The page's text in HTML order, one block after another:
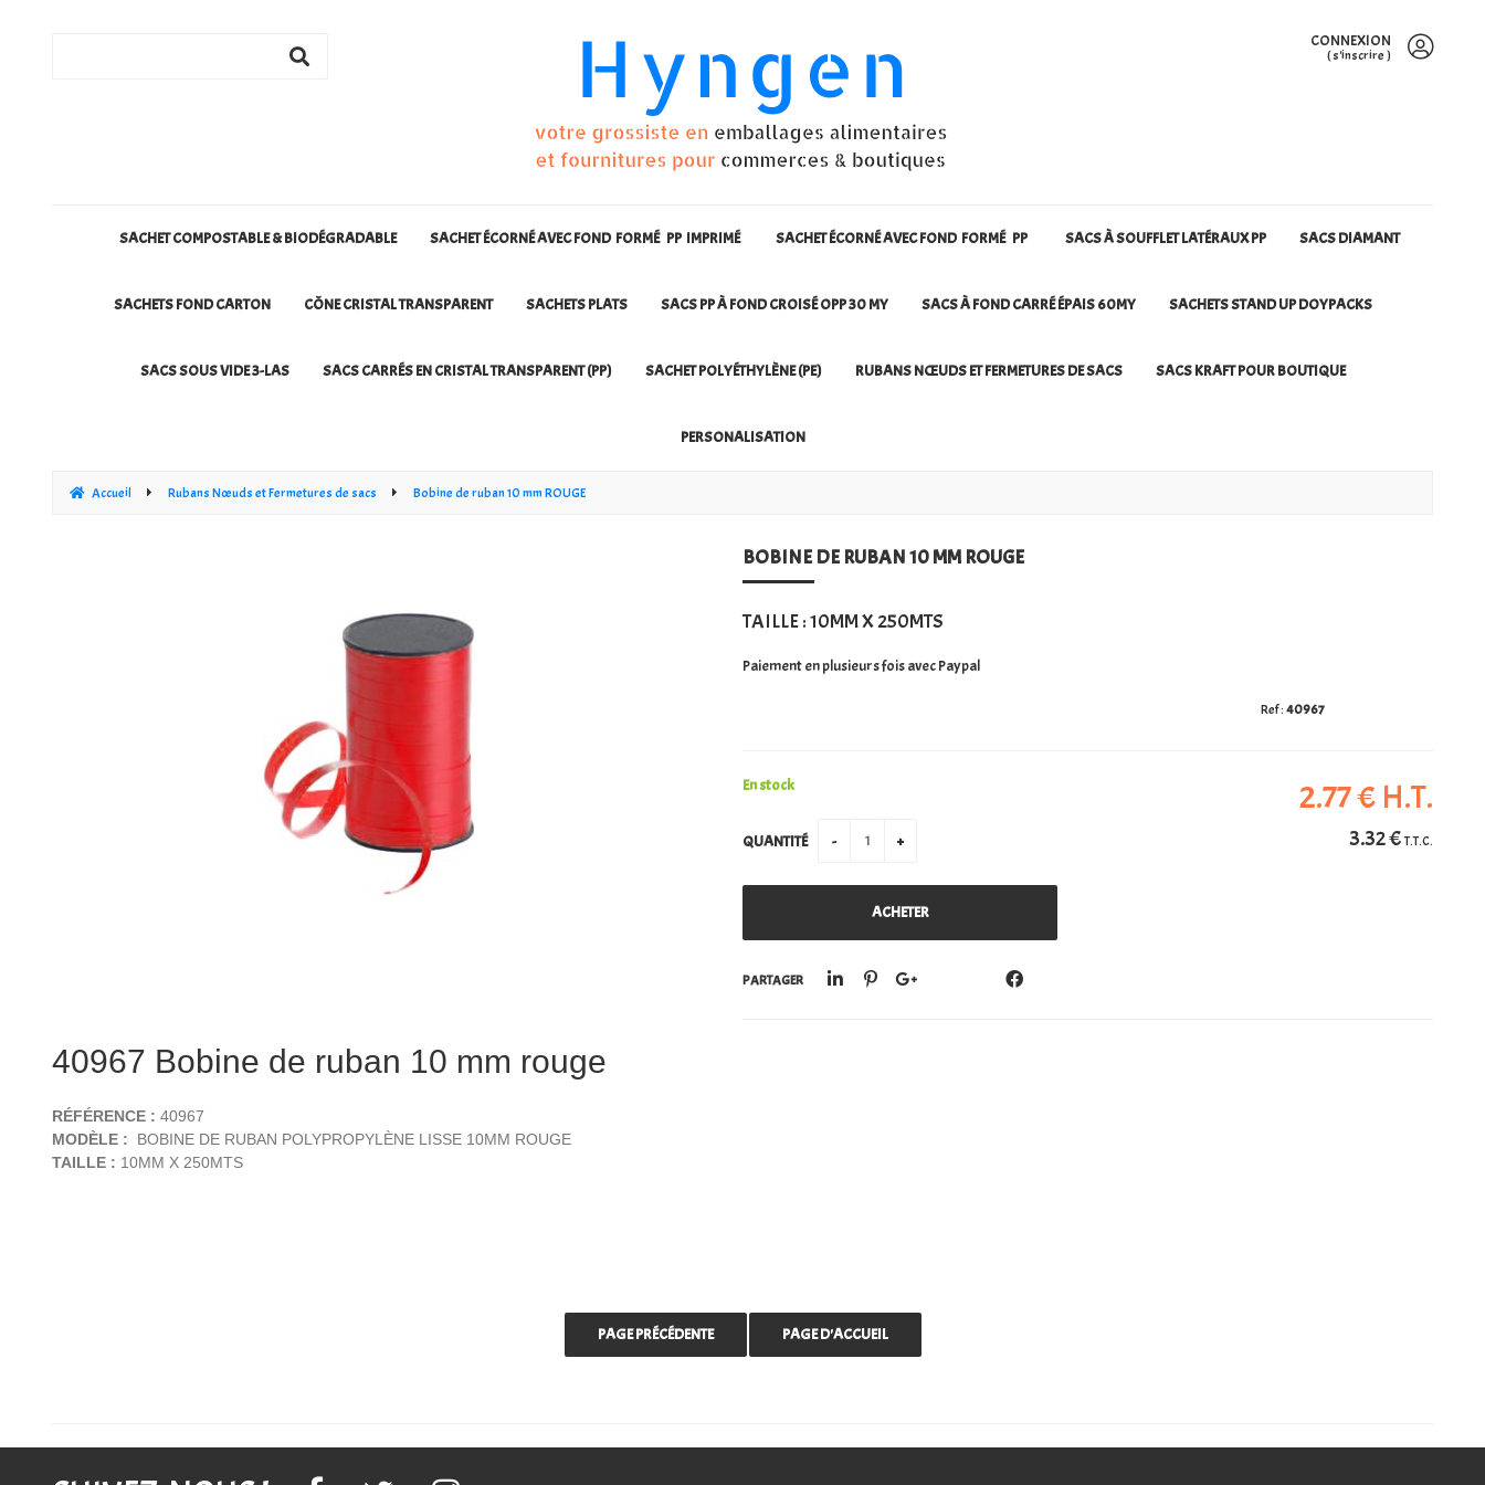
CONNEXION
(s'inscrire)
SACHET COMPOSTABLE & BIODÉGRADABLE SACHET ÉCORNÉ AVEC FOND FORMÉ PP IMPRIMÉ SACHET ÉCORNÉ AVEC FOND FORMÉ PP SACS À SOUFFLET LATÉRAUX PP SACS DIAMANT
SACHETS FOND CARTON CÔNE CRISTAL TRANSPARENT SACHETS PLATS SACS PP À FOND CROISÉ OPP 30 MY SACS À FOND CARRÉ ÉPAIS 60MY SACHETS STAND UP DOYPACKS
SACS SOUS VIDE 3-LAS SACS CARRÉS EN CRISTAL TRANSPARENT (PP) SACHET POLYÉTHYLÈNE (PE) RUBANS NŒUDS ET FERMETURES DE SACS SACS KRAFT POUR BOUTIQUE
PERSONALISATION
Accueil Rubans Nœuds et Fermetures de sacs Bobine de ruban 10 mm ROUGE
BOBINE DE RUBAN 10 MM ROUGE
TAILLE : 10MM X 250MTS
Paiement en plusieurs fois avec Paypal
40967
2.77€ H.T.
3.32€T.T.C.
En stock
QUANTITÉ
PARTAGER
40967 Bobine de ruban 10 mm rouge
RÉFÉRENCE : 40967
MODÈLE :
BOBINE DE RUBAN POLYPROPYLÈNE LISSE 10MM ROUGE
TAILLE : 10MM X 250MTS